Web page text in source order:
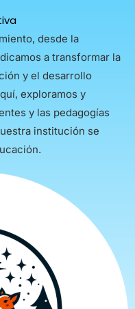
desde la
a transformar la
y el desarrollo
exploramos y
y las pedagogías
institución se